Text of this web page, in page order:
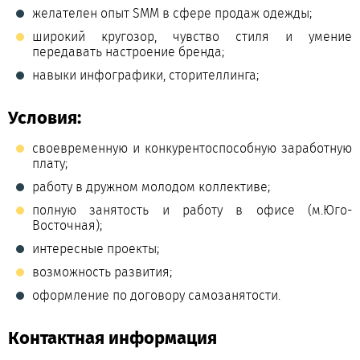
желателен опыт SMM в сфере продаж одежды;
широкий кругозор, чувство стиля и умение
передавать настроение бренда;
навыки инфографики, сторителлинга;
Условия:
своевременную и конкурентоспособную заработную
плату;
работу в дружном молодом коллективе;
полную занятость и работу в офисе (м.Юго-
Восточная);
интересные проекты;
возможность развития;
оформление по договору самозанятости.
Контактная информация